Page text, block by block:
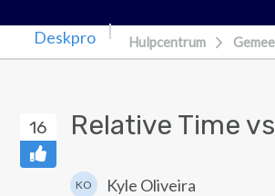
Hulpcentrum
16 Relative Time
KO Kyle Oliveira